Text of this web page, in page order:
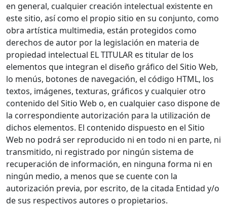
en general, cualquier creación intelectual existente en
este sitio, así como el propio sitio en su conjunto, como
obra artística multimedia, están protegidos como
derechos de autor por la legislación en materia de
propiedad intelectual EL TITULAR es titular de los
elementos que integran el diseño gráfico del Sitio Web,
lo menús, botones de navegación, el código HTML, los
textos, imágenes, texturas, gráficos y cualquier otro
contenido del Sitio Web o, en cualquier caso dispone de
la correspondiente autorización para la utilización de
dichos elementos. El contenido dispuesto en el Sitio
Web no podrá ser reproducido ni en todo ni en parte, ni
transmitido, ni registrado por ningún sistema de
recuperación de información, en ninguna forma ni en
ningún medio, a menos que se cuente con la
autorización previa, por escrito, de la citada Entidad y/o
de sus respectivos autores o propietarios.